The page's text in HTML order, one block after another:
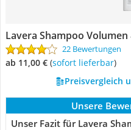
Lavera Shampoo Volumen
22 Bewertungen
ab 11,00 € ( Sofort lieferbar)
Preisvergleich
Unsere
Unser Fazit für Lavera